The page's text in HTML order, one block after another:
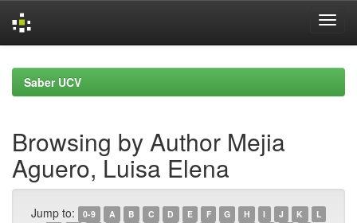
navigationSaber UCV
Browsing by Author Mejia
Aguero, Luisa Elena
Jump to: 0-9 A B C D E F G H I J K
L